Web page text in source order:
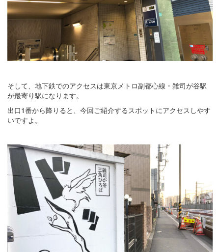
そして、地下鉄でのアクセスは東京メトロ副都心線・雑司が谷駅
が最寄り駅になります。
出口1番から降りると、今回ご紹介するスポットにアクセスしやす
いですよ。